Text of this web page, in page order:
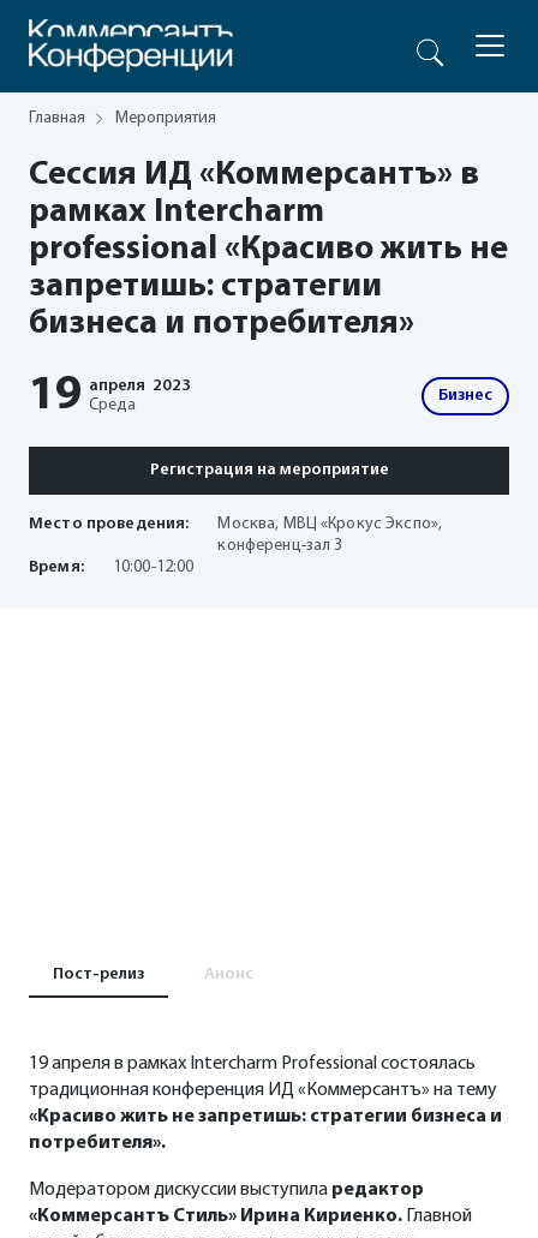
Главная Мероприятия
Сессия ИД «Коммерсантъ» в
рамках Intercharm
professional «Красиво жить не
запретишь: стратегии
бизнеса и потребителя»
19 апреля 2023
Среда
Бизнес
Регистрация на мероприятие
Место проведения:
Москва, МВЦ «Крокус Экспо»,
конференц-зал 3
Время:
10:00-12:00
Пост-релиз Анонс
19 апреля в рамках Intercharm Professional состоялась
традиционная конференция ИД «Коммерсантъ» на тему
«Красиво жить не запретишь: стратегии бизнеса и
потребителя».
Модератором дискуссии выступила редактор
«Коммерсантъ Стиль» Ирина Кириенко. Главной